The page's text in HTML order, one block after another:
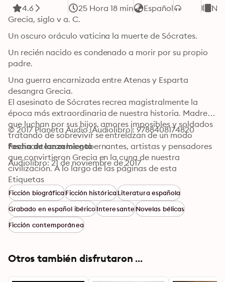
4.6 25 Hora 18 min Español
Grecia, siglo v a. C.
Un oscuro oráculo vaticina la muerte de Sócrates.
Un recién nacido es condenado a morir por su propio
padre.
Una guerra encarnizada entre Atenas y Esparta
desangra Grecia.
El asesinato de Sócrates recrea magistralmente la
época más extraordinaria de nuestra historia. Madres
que luchan por sus hijos, amores imposibles y soldados
tratando de sobrevivir se entrelazan de un modo
fascinante con los gobernantes, artistas y pensadores
que convirtieron Grecia en la cuna de nuestra
civilización. A lo largo de las páginas de esta
absorbente novela, brilla con luz propia la figura
inigualable de Sócrates, el hombre cuya vida y muerte
nos inspiran desde hace siglos, el filósofo que marca un
antes y un después en la historia de la humanidad.
© 2017 Planeta Audio (Audiolibro): 9788408174820
Fecha de lanzamiento
Audiolibro: 21 de noviembre de 2017
Etiquetas
Ficción biográficaFicción históricaLiteratura española
Grabado en español ibéricoInteresanteNovelas bélicas
Ficción contemporánea
Otros también disfrutaron ...